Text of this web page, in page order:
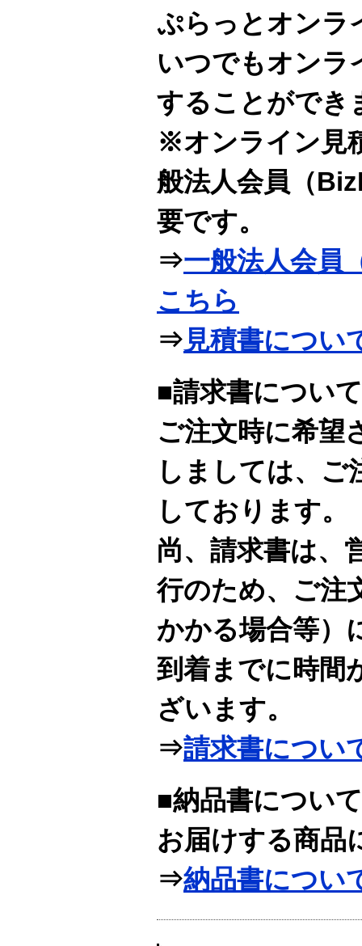
ぷらっとオンラ
いつでもオンラ
することができ
※オンライン見
般法人会員（
要です。
⇒一般法人会員
こちら
⇒ 見積書につい
■請求書について
ご注文時に希望
しましては、ご
しております。
尚、請求書は、
行のため、ご注
かかる場合等）
到着までに時間
ざいます。
⇒請求書につい
■納品書について
お届けする商品
⇒納品書につい